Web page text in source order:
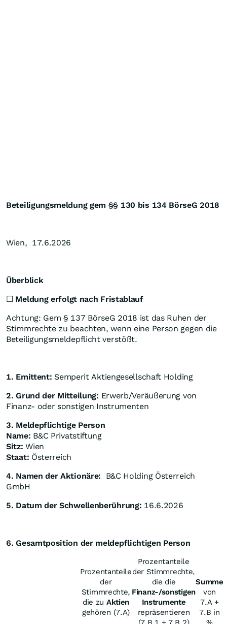
Beteiligungsmeldung gem §§ 130 bis 134 BörseG 2018
Wien, 17.6.2026
Überblick
☐ Meldung erfolgt nach Fristablauf
Achtung: Gem § 137 BörseG 2018 ist das Ruhen der
Stimmrechte zu beachten, wenn eine Person gegen die
Beteiligungsmeldepflicht verstößt.
1. Emittent: Semperit Aktiengesellschaft Holding
2. Grund der Mitteilung: Erwerb/Veräußerung von
Finanz- oder sonstigen Instrumenten
3. Meldepflichtige Person
Name: B&C Privatstiftung
Sitz: Wien
Staat: Österreich
4. Namen der Aktionäre: B&C Holding Österreich
GmbH
5. Datum der Schwellenberührung: 16.6.2026
6. Gesamtposition der meldepflichtigen Person
Prozentanteile
der
Stimmrechte,
die zu Aktien
gehören (7.A)
Prozentanteile
der Stimmrechte,
die die
Finanz-/sonstigen
Instrumente
repräsentieren
Summe
von
7.A +
7.B in